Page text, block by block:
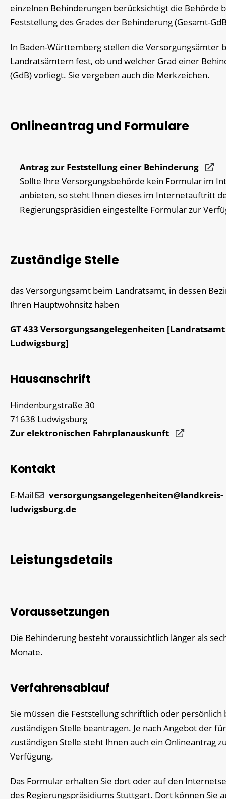
einzelnen Behinderungen berücksichtigt die Behörde
Feststellung des Grades der Behinderung (Gesamt-
In Baden-Württemberg stellen die Versorgungsämter
Landratsämtern fest, ob und welcher Grad einer
(GdB) vorliegt. Sie vergeben auch die Merkzeichen.
Onlineantrag und Formulare
Antrag zur Feststellung einer Behinderung
Sollte Ihre Versorgungsbehörde kein Formular im
anbieten, so steht Ihnen dieses im Internetauftritt
Regierungspräsidien eingestellte Formular zur
Zuständige Stelle
das Versorgungsamt beim Landratsamt, in dessen
Ihren Hauptwohnsitz haben
GT 433 Versorgungsangelegenheiten [Landratsamt
Ludwigsburg]
Hausanschrift
Hindenburgstraße 30
71638 Ludwigsburg
Zur elektronischen Fahrplanauskunft
Kontakt
E-Mail
versorgungsangelegenheiten@landkreis-
ludwigsburg.de
Leistungsdetails
Voraussetzungen
Die Behinderung besteht voraussichtlich länger als
Monate.
Verfahrensablauf
Sie müssen die Feststellung schriftlich oder persönlich
zuständigen Stelle beantragen. Je nach Angebot der
zuständigen Stelle steht Ihnen auch ein Onlineantrag
Verfügung.
Das Formular erhalten Sie dort oder auf den
des Regierungspräsidiums Stuttgart. Dort können Sie